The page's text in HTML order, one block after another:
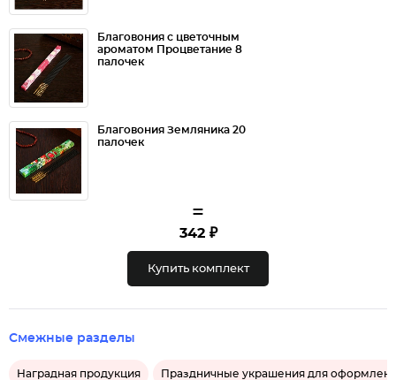
Благовония с цветочным
ароматом Процветание 8
палочек
Благовония Земляника 20
палочек
=
342 ₽
Купить комплект
Смежные разделы
Наградная продукция Праздничные украшения для